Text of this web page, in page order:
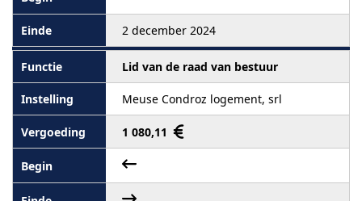
2 december 2024
Lid van de raad van bestuur
Meuse Condroz logement, srl
1 080,11